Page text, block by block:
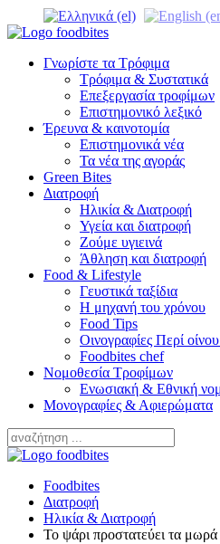
Γνωρίστε τα Τρόφιμα
Τρόφιμα & Συστατικά
Επεξεργασία τροφίμων
Επιστημονικό λεξικό
Έρευνα & καινοτομία
Επιστημονικά νέα
Τα νέα της αγοράς
Green Bites
Διατροφή
Ηλικία & Διατροφή
Υγεία και διατροφή
Ζούμε υγιεινά
Άθληση και διατροφή
Food & Lifestyle
Γευστικά ταξίδια
Η μηχανή του χρόνου
Food Tips
Οινογραφίες Περί
Foodbites chef
Νομοθεσία Τροφίμων
Ενωσιακή & Εθνική
Μονογραφίες & Αφιερώματα
Foodbites
Διατροφή
Ηλικία & Διατροφή
Το ψάρι προστατεύει τα